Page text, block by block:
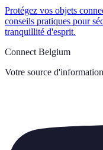
Protégez vos objets
conseils pratiques pour
tranquillité d'esprit.
Connect Belgium
Votre source